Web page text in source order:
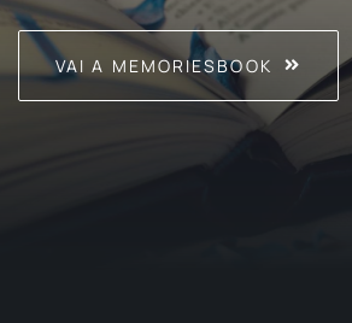
VAI A MEMORIESBOOK